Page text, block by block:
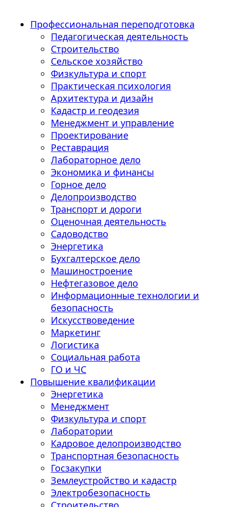
Профессиональная переподготовка
Педагогическая деятельность
Строительство
Сельское хозяйство
Физкультура и спорт
Практическая психология
Архитектура и дизайн
Кадастр и геодезия
Менеджмент и управление
Проектирование
Реставрация
Лабораторное дело
Экономика и финансы
Горное дело
Делопроизводство
Транспорт и дороги
Оценочная деятельность
Садоводство
Энергетика
Бухгалтерское дело
Машиностроение
Нефтегазовое дело
Информационные технологии и
безопасность
Искусствоведение
Маркетинг
Логистика
Социальная работа
ГО и ЧС
Повышение квалификации
Энергетика
Менеджмент
Физкультура и спорт
Лаборатории
Кадровое делопроизводство
Транспортная безопасность
Госзакупки
Землеустройство и кадастр
Электробезопасность